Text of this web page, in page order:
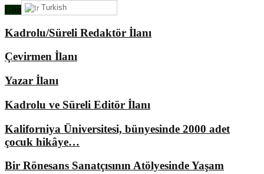
Gündemimizde Ne Var?
Kadrolu/Süreli Redaktör İlanı
Çevirmen İlanı
Yazar İlanı
Kadrolu ve Süreli Editör İlanı
Kaliforniya Üniversitesi, bünyesinde 2000 adet
çocuk hikâye…
Bir Rönesans Sanatçısının Atölyesinde Yaşam
Turkish